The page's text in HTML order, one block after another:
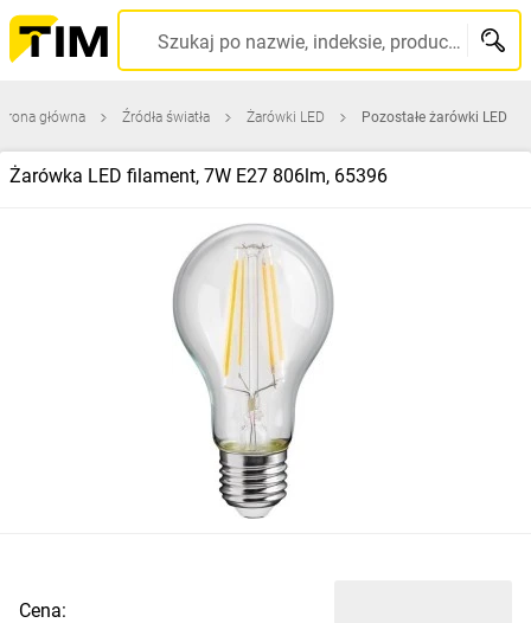
Szukaj po nazwie, indeksie, producencie, kodzie kreskowym...
główna Źródła światła Żarówki LED Pozostałe żarówki LED
Żarówka LED filament, 7W E27 806lm, 65396
Cena: